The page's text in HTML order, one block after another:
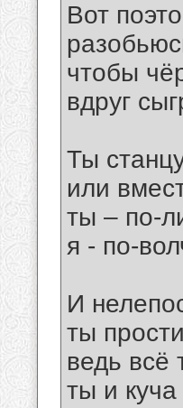
Вот
чтобы
вдруг
Ты
или
ты – по-
я - по-
И
ты
ведь всё
ты и